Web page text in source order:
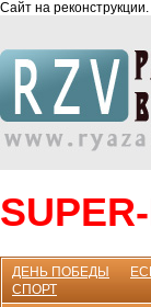
Сайт на
ДЕНЬ ПОБЕДЫ
СПОРТ